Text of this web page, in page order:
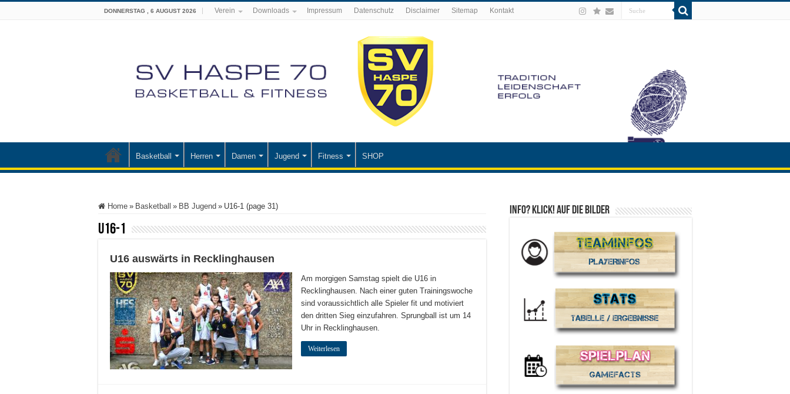
DONNERSTAG , 6 AUGUST 2026 Verein Downloads Impressum Datenschutz Disclaimer Sitemap Kontakt
Basketball Herren Damen Jugend Fitness SHOP
Home » Basketball » BB Jugend » U16-1 (page 31)
U16-1
U16 auswärts in Recklinghausen
Am morgigen Samstag spielt die U16 in
Recklinghausen. Nach einer guten Trainingswoche
sind voraussichtlich alle Spieler fit und motiviert
den dritten Sieg einzufahren. Sprungball ist um 14
Uhr in Recklinghausen.
Weiterlesen
Info? Klick! auf die Bilder